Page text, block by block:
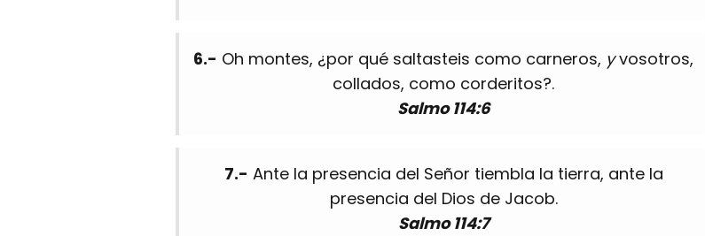
6.- Oh montes, ¿por qué saltasteis como carneros, yvosotros,
collados, como corderitos?.
Salmo 114:6
7.- Ante la presencia del Señor tiembla la tierra, ante la
presencia del Dios de Jacob.
Salmo 114:7